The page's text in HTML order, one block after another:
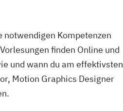
Kompetenzen
finden Online und
und wann du am effektivsten
Motion Graphics Designer